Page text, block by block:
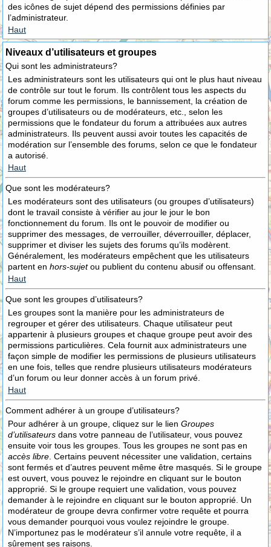
des icônes de sujet dépend des permissions définies par
l’administrateur.
Haut
Niveaux d’utilisateurs et groupes
Qui sont les administrateurs?
Les administrateurs sont les utilisateurs qui ont le plus haut niveau
de contrôle sur tout le forum. Ils contrôlent tous les aspects du
forum comme les permissions, le bannissement, la création de
groupes d’utilisateurs ou de modérateurs, etc., selon les
permissions que le fondateur du forum a attribuées aux autres
administrateurs. Ils peuvent aussi avoir toutes les capacités de
modération sur l’ensemble des forums, selon ce que le fondateur
a autorisé.
Haut
Que sont les modérateurs?
Les modérateurs sont des utilisateurs (ou groupes d’utilisateurs)
dont le travail consiste à vérifier au jour le jour le bon
fonctionnement du forum. Ils ont le pouvoir de modifier ou
supprimer des messages, de verrouiller, déverrouiller, déplacer,
supprimer et diviser les sujets des forums qu’ils modèrent.
Généralement, les modérateurs empêchent que les utilisateurs
partent en hors-sujetou publient du contenu abusif ou offensant.
Haut
Que sont les groupes d’utilisateurs?
Les groupes sont la manière pour les administrateurs de
regrouper et gérer des utilisateurs. Chaque utilisateur peut
appartenir à plusieurs groupes et chaque groupe peut avoir des
permissions particulières. Cela fournit aux administrateurs une
façon simple de modifier les permissions de plusieurs utilisateurs
en une fois, telles que rendre plusieurs utilisateurs modérateurs
d’un forum ou leur donner accès à un forum privé.
Haut
Comment adhérer à un groupe d’utilisateurs?
Pour adhérer à un groupe, cliquez sur le lien Groupes
d’utilisateurs dans votre panneau de l’utilisateur, vous pouvez
ensuite voir tous les groupes. Tous les groupes ne sont pas en
accès libre . Certains peuvent nécessiter une validation, certains
sont fermés et d’autres peuvent même être masqués. Si le groupe
est ouvert, vous pouvez le rejoindre en cliquant sur le bouton
approprié. Si le groupe requiert une validation, vous pouvez
demander à le rejoindre en cliquant sur le bouton approprié. Un
modérateur de groupe devra confirmer votre requête et pourra
vous demander pourquoi vous voulez rejoindre le groupe.
N’importunez pas le modérateur s’il annule votre requête, il a
sûrement ses raisons.